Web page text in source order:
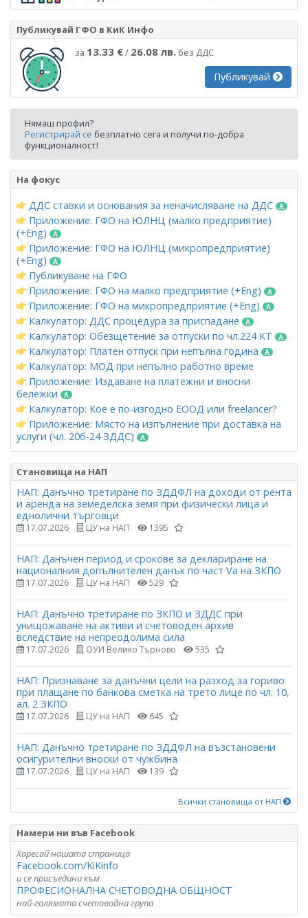
Публикувай ГФО в КиК Инфо
за 13.33 €/ 26.08 лв. без ДДС
Публикувай
Нямаш профил?
Регистрирай се безплатно сега и получи по-добра
функционалност!
На фокус
ДДС ставки и основания за неначисляване на ДДС
Приложение: ГФО на ЮЛНЦ (малко предприятие)
(+Eng)
Приложение: ГФО на ЮЛНЦ (микропредприятие)
(+Eng)
Публикуване на ГФО
Приложение: ГФО на малко предприятие (+Eng)
Приложение: ГФО на микропредприятие (+Eng)
Калкулатор: ДДС процедура за приспадане
Калкулатор: Обезщетение за отпуски по чл.224 КТ
Калкулатор: Платен отпуск при непълна година
Калкулатор: МОД при непълно работно време
Приложение: Издаване на платежни и вносни
бележки
Калкулатор: Кое е по-изгодно ЕООД или freelancer?
Приложение: Място на изпълнение при доставка на
услуги (чл. 20б-24 ЗДДС)
Становища на НАП
НАП: Данъчно третиране по ЗДДФЛ на доходи от рента
и аренда на земеделска земя при физически лица и
еднолични търговци
17.07.2026 ЦУ на НАП 1395
НАП: Данъчен период и срокове за деклариране на
националния допълнителен данък по част Vа на ЗКПО
17.07.2026 ЦУ на НАП 529
НАП: Данъчно третиране по ЗКПО и ЗДДС при
унищожаване на активи и счетоводен архив
вследствие на непреодолима сила
17.07.2026 ОУИ Велико Търново 535
НАП: Признаване за данъчни цели на разход за гориво
при плащане по банкова сметка на трето лице по чл. 10,
ал. 2 ЗКПО
17.07.2026 ЦУ на НАП 645
НАП: Данъчно третиране по ЗДДФЛ на възстановени
осигурителни вноски от чужбина
17.07.2026 ЦУ на НАП 139
Всички становища от НАП
Намери ни във Facebook
Харесай нашата страница
Facebook.com/KiKinfo
и се присъедини към
ПРОФЕСИОНАЛНА СЧЕТОВОДНА ОБЩНОСТ
най-голямата счетоводна група